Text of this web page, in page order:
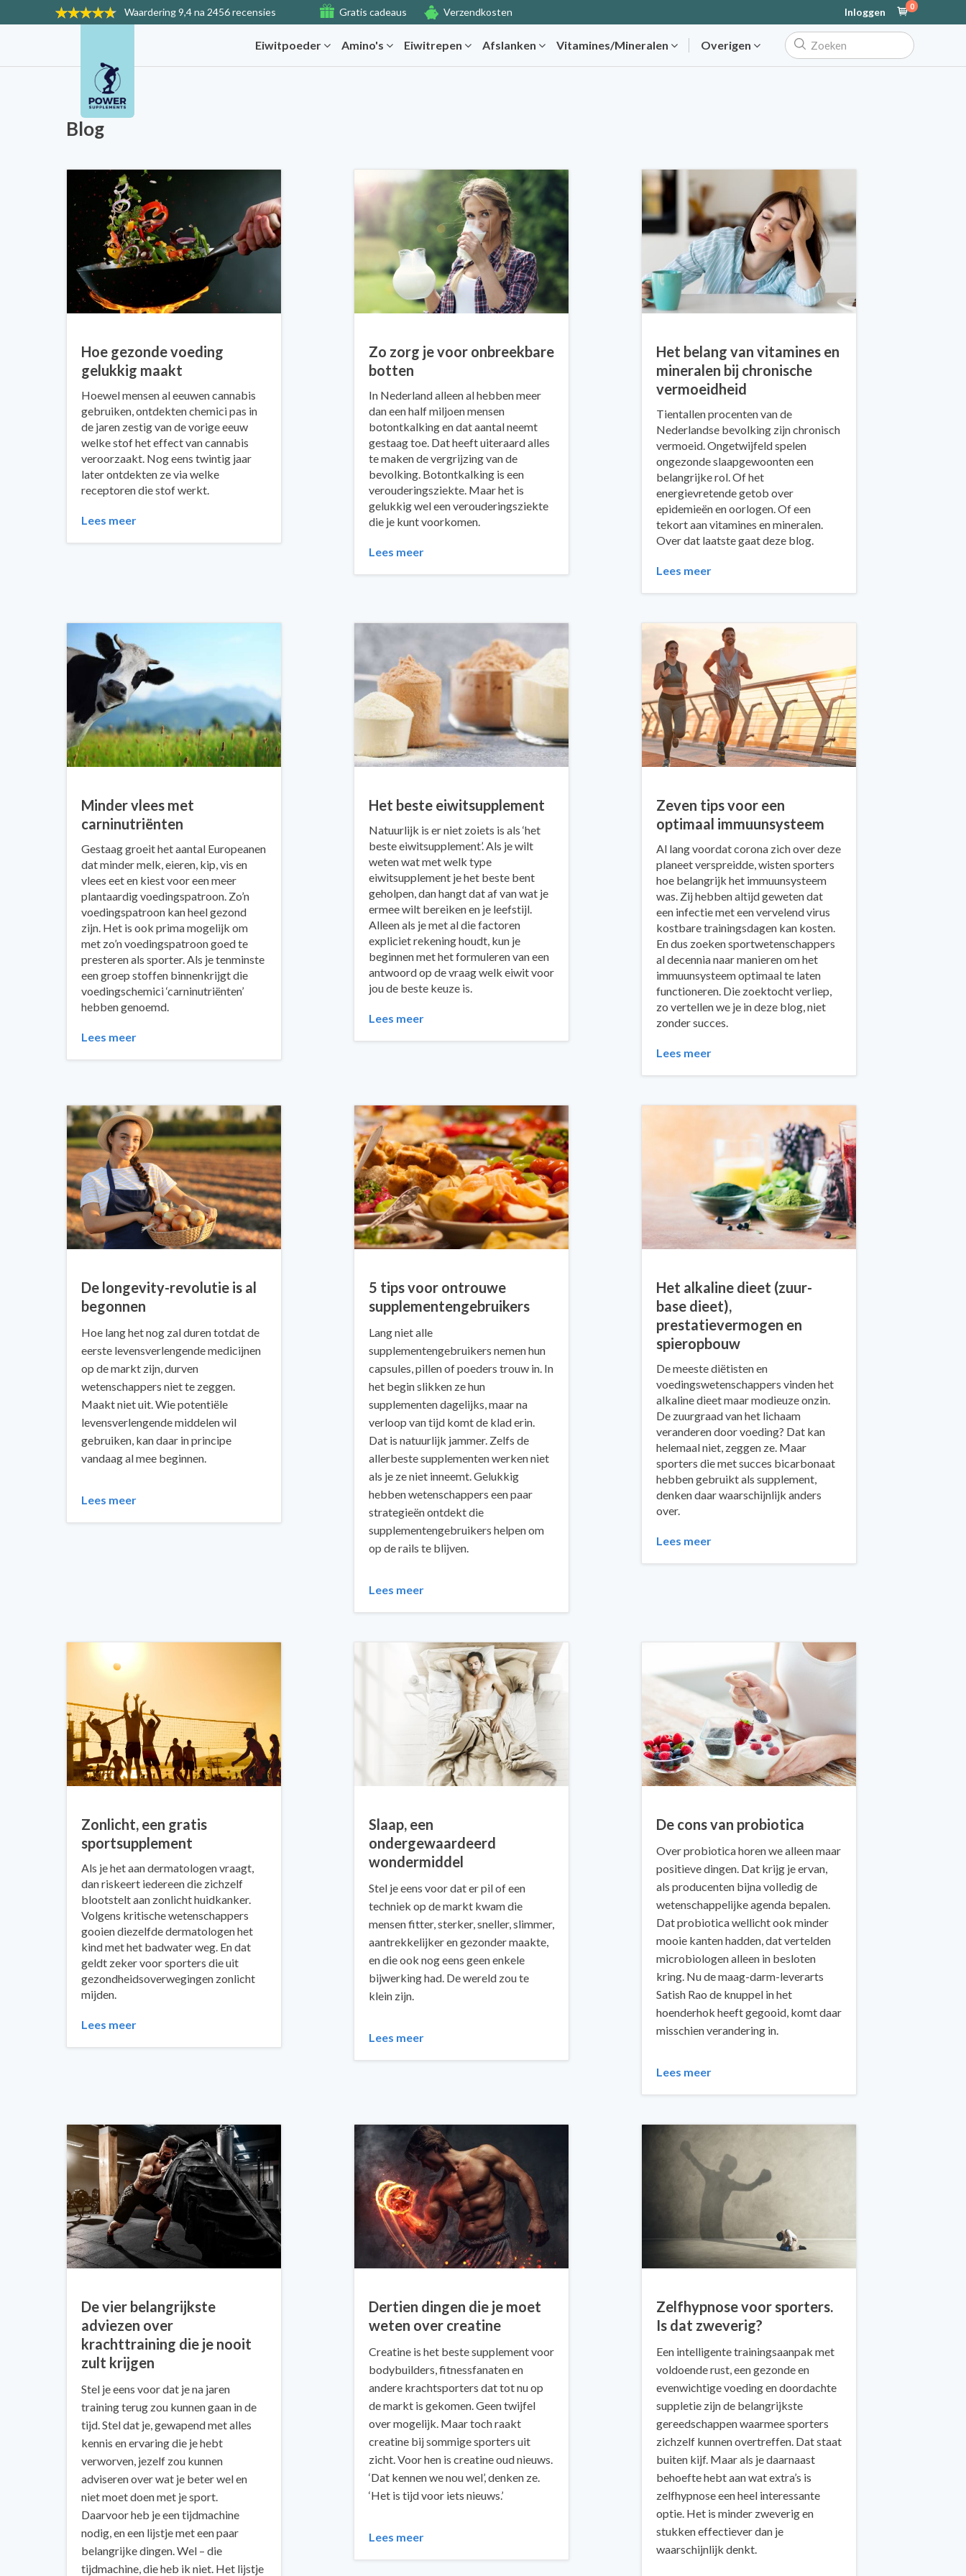
Waardering9,4 na 2456 recensies Gratis cadeaus Verzendkosten Inloggen 0
Eiwitpoeder Amino's Eiwitrepen Afslanken Vitamines/Mineralen Overigen
Blog
Hoe gezonde voeding
gelukkig maakt
Hoewel mensen al eeuwen cannabis
gebruiken, ontdekten chemici pas in
de jaren zestig van de vorige eeuw
welke stof het effect van cannabis
veroorzaakt. Nog eens twintig jaar
later ontdekten ze via welke
receptoren die stof werkt.
Lees meer
Zo zorg je voor onbreekbare
botten
In Nederland alleen al hebben meer
dan een half miljoen mensen
botontkalking en dat aantal neemt
gestaag toe. Dat heeft uiteraard alles
te maken de vergrijzing van de
bevolking. Botontkalking is een
verouderingsziekte. Maar het is
gelukkig wel een verouderingsziekte
die je kunt voorkomen.
Lees meer
Het belang van vitamines en
mineralen bij chronische
vermoeidheid
Tientallen procenten van de
Nederlandse bevolking zijn chronisch
vermoeid. Ongetwijfeld spelen
ongezonde slaapgewoonten een
belangrijke rol. Of het
energievretende getob over
epidemieën en oorlogen. Of een
tekort aan vitamines en mineralen.
Over dat laatste gaat deze blog.
Lees meer
Minder vlees met
carninutriënten
Gestaag groeit het aantal Europeanen
dat minder melk, eieren, kip, vis en
vlees eet en kiest voor een meer
plantaardig voedingspatroon. Zo’n
voedingspatroon kan heel gezond
zijn. Het is ook prima mogelijk om
met zo’n voedingspatroon goed te
presteren als sporter. Als je tenminste
een groep stoffen binnenkrijgt die
voedingschemici ‘carninutriënten’
hebben genoemd.
Lees meer
Het beste eiwitsupplement
Natuurlijk is er niet zoiets is als ‘het
beste eiwitsupplement’. Als je wilt
weten wat met welk type
eiwitsupplement je het beste bent
geholpen, dan hangt dat af van wat je
ermee wilt bereiken en je leefstijl.
Alleen als je met al die factoren
expliciet rekening houdt, kun je
beginnen met het formuleren van een
antwoord op de vraag welk eiwit voor
jou de beste keuze is.
Lees meer
Zeven tips voor een
optimaal immuunsysteem
Al lang voordat corona zich over deze
planeet verspreidde, wisten sporters
hoe belangrijk het immuunsysteem
was. Zij hebben altijd geweten dat
een infectie met een vervelend virus
kostbare trainingsdagen kan kosten.
En dus zoeken sportwetenschappers
al decennia naar manieren om het
immuunsysteem optimaal te laten
functioneren. Die zoektocht verliep,
zo vertellen we je in deze blog, niet
zonder succes.
Lees meer
De longevity-revolutie is al
begonnen
Hoe lang het nog zal duren totdat de
eerste levensverlengende medicijnen
op de markt zijn, durven
wetenschappers niet te zeggen.
Maakt niet uit. Wie potentiële
levensverlengende middelen wil
gebruiken, kan daar in principe
vandaag al mee beginnen.
Lees meer
5 tips voor ontrouwe
supplementengebruikers
Lang niet alle
supplementengebruikers nemen hun
capsules, pillen of poeders trouw in. In
het begin slikken ze hun
supplementen dagelijks, maar na
verloop van tijd komt de klad erin.
Dat is natuurlijk jammer. Zelfs de
allerbeste supplementen werken niet
als je ze niet inneemt. Gelukkig
hebben wetenschappers een paar
strategieën ontdekt die
supplementengebruikers helpen om
op de rails te blijven.
Lees meer
Het alkaline dieet (zuur-
base dieet),
prestatievermogen en
spieropbouw
De meeste diëtisten en
voedingswetenschappers vinden het
alkaline dieet maar modieuze onzin.
De zuurgraad van het lichaam
veranderen door voeding? Dat kan
helemaal niet, zeggen ze. Maar
sporters die met succes bicarbonaat
hebben gebruikt als supplement,
denken daar waarschijnlijk anders
over.
Lees meer
Zonlicht, een gratis
sportsupplement
Als je het aan dermatologen vraagt,
dan riskeert iedereen die zichzelf
blootstelt aan zonlicht huidkanker.
Volgens kritische wetenschappers
gooien diezelfde dermatologen het
kind met het badwater weg. En dat
geldt zeker voor sporters die uit
gezondheidsoverwegingen zonlicht
mijden.
Lees meer
Slaap, een
ondergewaardeerd
wondermiddel
Stel je eens voor dat er pil of een
techniek op de markt kwam die
mensen fitter, sterker, sneller, slimmer,
aantrekkelijker en gezonder maakte,
en die ook nog eens geen enkele
bijwerking had. De wereld zou te
klein zijn.
Lees meer
De cons van probiotica
Over probiotica horen we alleen maar
positieve dingen. Dat krijg je ervan,
als producenten bijna volledig de
wetenschappelijke agenda bepalen.
Dat probiotica wellicht ook minder
mooie kanten hadden, dat vertelden
microbiologen alleen in besloten
kring. Nu de maag-darm-leverarts
Satish Rao de knuppel in het
hoenderhok heeft gegooid, komt daar
misschien verandering in.
Lees meer
De vier belangrijkste
adviezen over
krachttraining die je nooit
zult krijgen
Stel je eens voor dat je na jaren
training terug zou kunnen gaan in de
tijd. Stel dat je, gewapend met alles
kennis en ervaring die je hebt
verworven, jezelf zou kunnen
adviseren over wat je beter wel en
niet moet doen met je sport.
Daarvoor heb je een tijdmachine
nodig, en een lijstje met een paar
belangrijke dingen. Wel – die
tijdmachine, die heb ik niet. Het lijstje
Dertien dingen die je moet
weten over creatine
Creatine is het beste supplement voor
bodybuilders, fitnessfanaten en
andere krachtsporters dat tot nu op
de markt is gekomen. Geen twijfel
over mogelijk. Maar toch raakt
creatine bij sommige sporters uit
zicht. Voor hen is creatine oud nieuws.
‘Dat kennen we nou wel’, denken ze.
‘Het is tijd voor iets nieuws.’
Lees meer
Zelfhypnose voor sporters.
Is dat zweverig?
Een intelligente trainingsaanpak met
voldoende rust, een gezonde en
evenwichtige voeding en doordachte
suppletie zijn de belangrijkste
gereedschappen waarmee sporters
zichzelf kunnen overtreffen. Dat staat
buiten kijf. Maar als je daarnaast
behoefte hebt aan wat extra’s is
zelfhypnose een heel interessante
optie. Het is minder zweverig en
stukken effectiever dan je
waarschijnlijk denkt.